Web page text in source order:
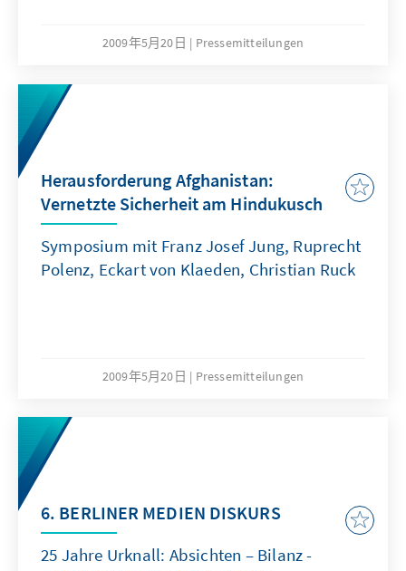
2009年5月20日 Pressemitteilungen
Herausforderung Afghanistan:
Vernetzte Sicherheit am Hindukusch
Symposium mit Franz Josef Jung, Ruprecht
Polenz, Eckart von Klaeden, Christian Ruck
2009年5月20日 Pressemitteilungen
6. BERLINER MEDIEN DISKURS
25 Jahre Urknall: Absichten – Bilanz -